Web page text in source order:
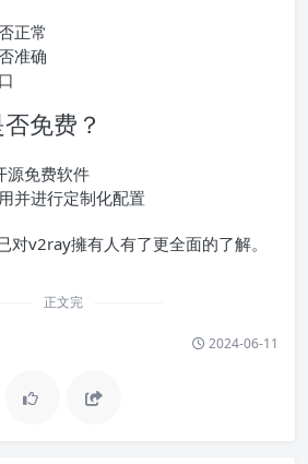
正常
准确
免费？
源免费软件
并进行定制化配置
对v2ray擁有人有了更全面的了解。
正文完
2024-06-11